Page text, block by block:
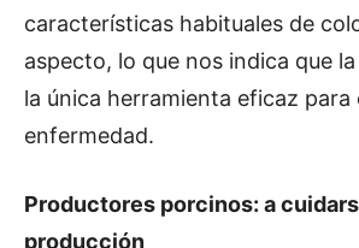
características habituales de
aspecto, lo que nos indica que
la única herramienta eficaz para
enfermedad.
Productores porcinos: a
producción